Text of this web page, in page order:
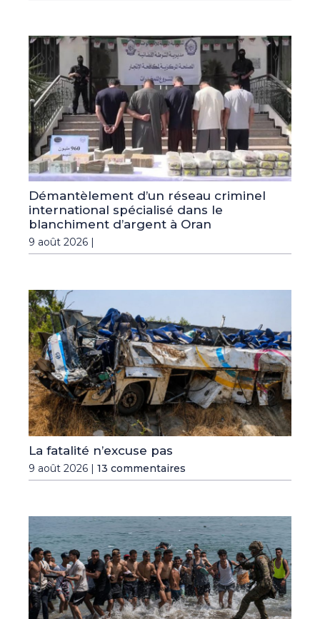
Démantèlement d’un réseau criminel
international spécialisé dans le
blanchiment d’argent à Oran
9 août 2026 |
La fatalité n’excuse pas
9 août 2026 | 13 commentaires